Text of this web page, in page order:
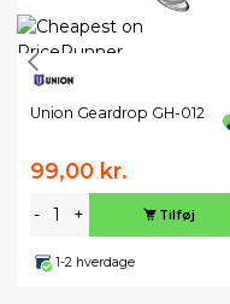
Union Geardrop GH-012
99,00 kr.
- + Tilføj
1-2 hverdage